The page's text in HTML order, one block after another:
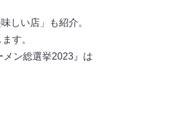
しい店」も紹介。
す。
メン総選挙2023』は